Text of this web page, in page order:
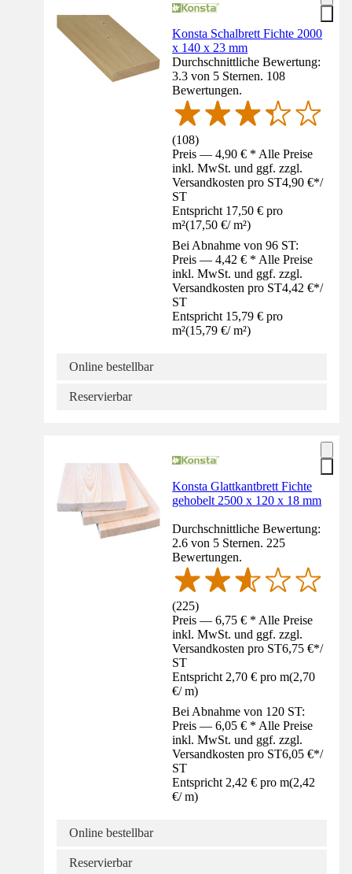
Konsta Schalbrett Fichte 2000
x 140 x 23 mm
Durchschnittliche Bewertung:
3.3 von 5 Sternen. 108
Bewertungen.
(108)
Preis — 4,90 € * Alle Preise
inkl. MwSt. und ggf. zzgl.
Versandkosten pro ST4,90 €*/
ST
Entspricht 17,50 € pro
m²(17,50 €/ m²)
Bei Abnahme von 96 ST:
Preis — 4,42 € * Alle Preise
inkl. MwSt. und ggf. zzgl.
Versandkosten pro ST4,42 €*/
ST
Entspricht 15,79 € pro
m²(15,79 €/ m²)
Online bestellbar
Reservierbar
Konsta Glattkantbrett Fichte
gehobelt 2500 x 120 x 18 mm
Durchschnittliche Bewertung:
2.6 von 5 Sternen. 225
Bewertungen.
(225)
Preis — 6,75 € * Alle Preise
inkl. MwSt. und ggf. zzgl.
Versandkosten pro ST6,75 €*/
ST
Entspricht 2,70 € pro m(2,70
€/ m)
Bei Abnahme von 120 ST:
Preis — 6,05 € * Alle Preise
inkl. MwSt. und ggf. zzgl.
Versandkosten pro ST6,05 €*/
ST
Entspricht 2,42 € pro m(2,42
€/ m)
Online bestellbar
Reservierbar